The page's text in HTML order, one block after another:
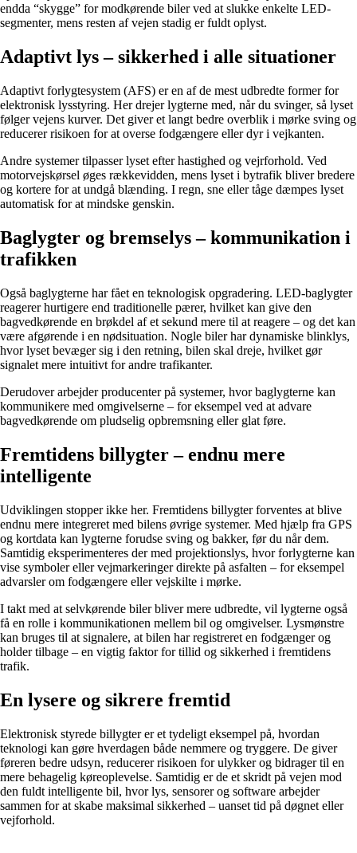
endda “skygge” for modkørende biler ved at slukke enkelte LED-
segmenter, mens resten af vejen stadig er fuldt oplyst.
Adaptivt lys – sikkerhed i alle situationer
Adaptivt forlygtesystem (AFS) er en af de mest udbredte former for
elektronisk lysstyring. Her drejer lygterne med, når du svinger, så lyset
følger vejens kurver. Det giver et langt bedre overblik i mørke sving og
reducerer risikoen for at overse fodgængere eller dyr i vejkanten.
Andre systemer tilpasser lyset efter hastighed og vejrforhold. Ved
motorvejskørsel øges rækkevidden, mens lyset i bytrafik bliver bredere
og kortere for at undgå blænding. I regn, sne eller tåge dæmpes lyset
automatisk for at mindske genskin.
Baglygter og bremselys – kommunikation i
trafikken
Også baglygterne har fået en teknologisk opgradering. LED-baglygter
reagerer hurtigere end traditionelle pærer, hvilket kan give den
bagvedkørende en brøkdel af et sekund mere til at reagere – og det kan
være afgørende i en nødsituation. Nogle biler har dynamiske blinklys,
hvor lyset bevæger sig i den retning, bilen skal dreje, hvilket gør
signalet mere intuitivt for andre trafikanter.
Derudover arbejder producenter på systemer, hvor baglygterne kan
kommunikere med omgivelserne – for eksempel ved at advare
bagvedkørende om pludselig opbremsning eller glat føre.
Fremtidens billygter – endnu mere
intelligente
Udviklingen stopper ikke her. Fremtidens billygter forventes at blive
endnu mere integreret med bilens øvrige systemer. Med hjælp fra GPS
og kortdata kan lygterne forudse sving og bakker, før du når dem.
Samtidig eksperimenteres der med projektionslys, hvor forlygterne kan
vise symboler eller vejmarkeringer direkte på asfalten – for eksempel
advarsler om fodgængere eller vejskilte i mørke.
I takt med at selvkørende biler bliver mere udbredte, vil lygterne også
få en rolle i kommunikationen mellem bil og omgivelser. Lysmønstre
kan bruges til at signalere, at bilen har registreret en fodgænger og
holder tilbage – en vigtig faktor for tillid og sikkerhed i fremtidens
trafik.
En lysere og sikrere fremtid
Elektronisk styrede billygter er et tydeligt eksempel på, hvordan
teknologi kan gøre hverdagen både nemmere og tryggere. De giver
føreren bedre udsyn, reducerer risikoen for ulykker og bidrager til en
mere behagelig køreoplevelse. Samtidig er de et skridt på vejen mod
den fuldt intelligente bil, hvor lys, sensorer og software arbejder
sammen for at skabe maksimal sikkerhed – uanset tid på døgnet eller
vejforhold.